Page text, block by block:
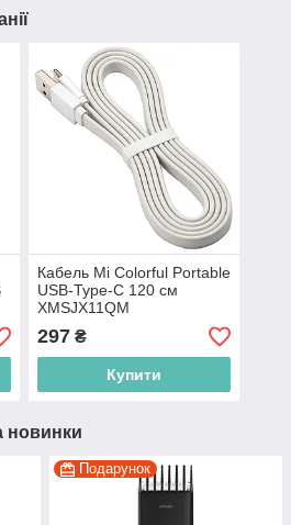
Кабель Mi Colorful Portable
USB-Type-C 120 см
XMSJX11QM
(6934177720468)
297₴
Купити
новинки
Подарунок